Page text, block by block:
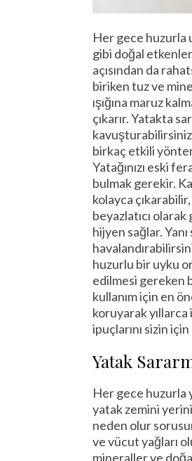
Her gece huzurla
gibi doğal
açısından da
biriken tuz ve
ışığına maruz
çıkarır. Yatakta
birkaç etkili
Yatağınızı eski
bulmak gerekir.
kolayca
beyazlatıcı
hijyen sağlar.
huzurlu bir uyku
edilmesi gereken
kullanım için en
koruyarak
ipuçlarını sizin
Yatak
Her gece huzurla
yatak zemini
neden olur
ve vücut yağları
mineraller ve